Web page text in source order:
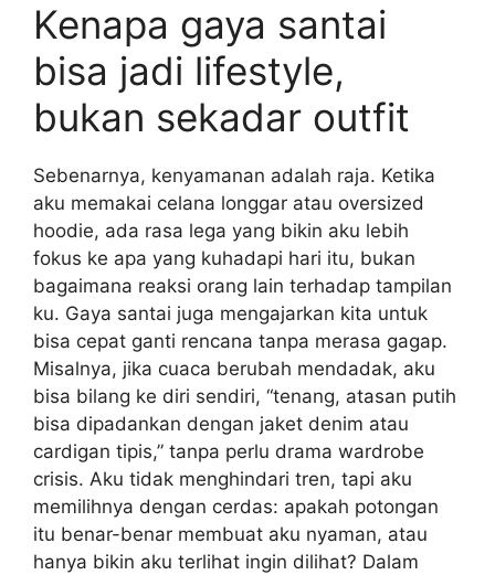
Kenapa gaya santai
bisa jadi lifestyle,
bukan sekadar outfit
Sebenarnya, kenyamanan adalah raja. Ketika
aku memakai celana longgar atau oversized
hoodie, ada rasa lega yang bikin aku lebih
fokus ke apa yang kuhadapi hari itu, bukan
bagaimana reaksi orang lain terhadap tampilan
ku. Gaya santai juga mengajarkan kita untuk
bisa cepat ganti rencana tanpa merasa gagap.
Misalnya, jika cuaca berubah mendadak, aku
bisa bilang ke diri sendiri, “tenang, atasan putih
bisa dipadankan dengan jaket denim atau
cardigan tipis,” tanpa perlu drama wardrobe
crisis. Aku tidak menghindari tren, tapi aku
memilihnya dengan cerdas: apakah potongan
itu benar-benar membuat aku nyaman, atau
hanya bikin aku terlihat ingin dilihat? Dalam